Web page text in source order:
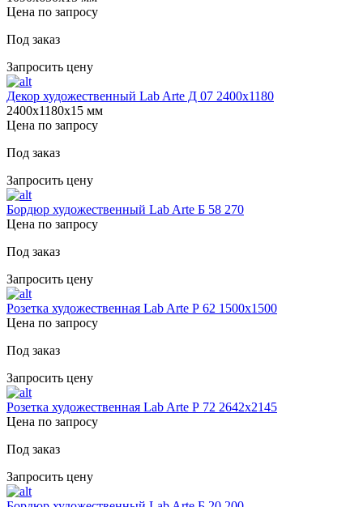
Цена по запросу
Под заказ
Запросить цену
Декор художественный Lab Arte Д 07 2400х1180
2400х1180х15 мм
Цена по запросу
Под заказ
Запросить цену
Бордюр художественный Lab Arte Б 58 270
Цена по запросу
Под заказ
Запросить цену
Розетка художественная Lab Arte Р 62 1500х1500
Цена по запросу
Под заказ
Запросить цену
Розетка художественная Lab Arte Р 72 2642х2145
Цена по запросу
Под заказ
Запросить цену